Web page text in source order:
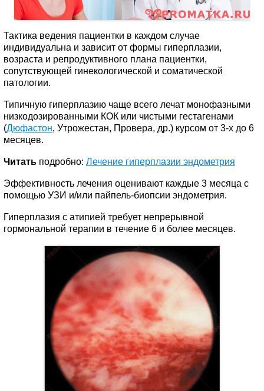
Тактика ведения пациентки в каждом случае
индивидуальна и зависит от формы гиперплазии,
возраста и репродуктивного плана пациентки,
сопутствующей гинекологической и соматической
патологии.
Типичную гиперплазию чаще всего лечат монофазными
низкодозированными КОК или чистыми гестагенами
(Дюфастон, Утрожестан, Провера, др.) курсом от 3-х до 6
месяцев.
Читать подробно: Лечение гиперплазии эндометрия
Эффективность лечения оценивают каждые 3 месяца с
помощью УЗИ и/или пайпель-биопсии эндометрия.
Гиперплазия с атипией требует непрерывной
гормональной терапии в течение 6 и более месяцев.